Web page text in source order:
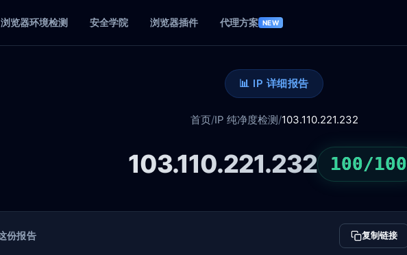
浏览器环境检测 安全学院 浏览器插件 代理方案 NEW
📊 IP 详细报告
首页/IP 纯净度检测/103.110.221.232
103.110.221.232 100/100
份报告 复制链接